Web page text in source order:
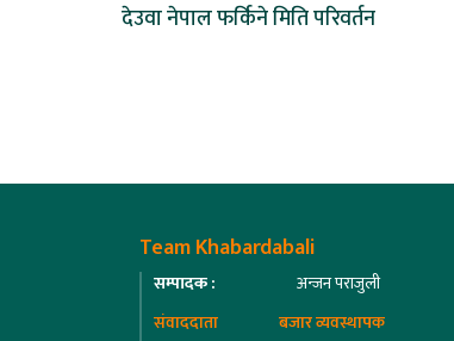
देउवा नेपाल फर्किने मिति परिवर्तन
Team Khabardabali
सम्पादक :
अन्जन पराजुली
संवाददाता
बजार व्यवस्थापक